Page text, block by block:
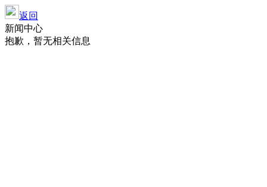
返回
新闻中心
抱歉，暂无相关信息